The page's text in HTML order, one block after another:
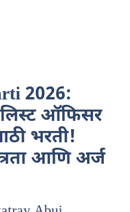
2026:
ऑफिसर
भरती!
आणि अर्ज